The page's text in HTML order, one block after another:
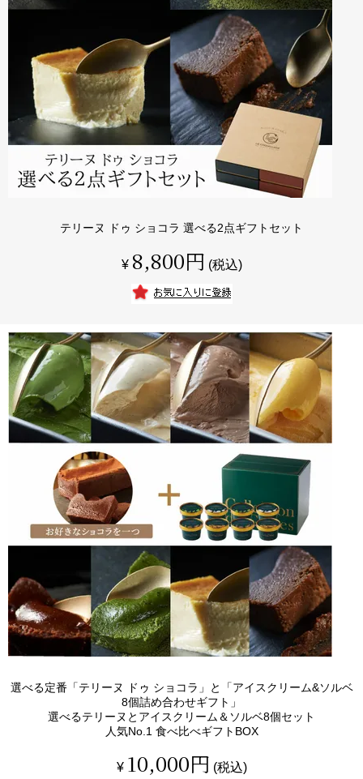
テリーヌ ドゥ ショコラ 選べる2点ギフトセット
¥ 8,800 税込
選べる定番「テリーヌ ドゥ ショコラ」と「アイスクリーム&ソルベ
8個詰め合わせギフト」
選べるテリーヌとアイスクリーム＆ソルベ8個セット
人気No.1 食べ比べギフトBOX
¥ 10,000 税込